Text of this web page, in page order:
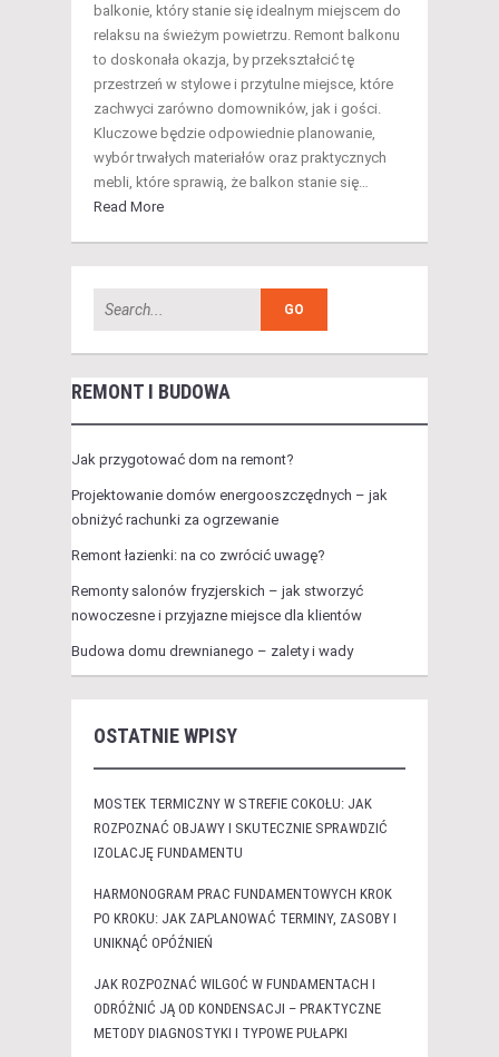
balkonie, który stanie się idealnym miejscem do
relaksu na świeżym powietrzu. Remont balkonu
to doskonała okazja, by przekształcić tę
przestrzeń w stylowe i przytulne miejsce, które
zachwyci zarówno domowników, jak i gości.
Kluczowe będzie odpowiednie planowanie,
wybór trwałych materiałów oraz praktycznych
mebli, które sprawią, że balkon stanie się…
Read More
REMONT I BUDOWA
Jak przygotować dom na remont?
Projektowanie domów energooszczędnych – jak
obniżyć rachunki za ogrzewanie
Remont łazienki: na co zwrócić uwagę?
Remonty salonów fryzjerskich – jak stworzyć
nowoczesne i przyjazne miejsce dla klientów
Budowa domu drewnianego – zalety i wady
OSTATNIE WPISY
MOSTEK TERMICZNY W STREFIE COKOŁU: JAK
ROZPOZNAĆ OBJAWY I SKUTECZNIE SPRAWDZIĆ
IZOLACJĘ FUNDAMENTU
HARMONOGRAM PRAC FUNDAMENTOWYCH KROK
PO KROKU: JAK ZAPLANOWAĆ TERMINY, ZASOBY I
UNIKNĄĆ OPÓŹNIEŃ
JAK ROZPOZNAĆ WILGOĆ W FUNDAMENTACH I
ODRÓŻNIĆ JĄ OD KONDENSACJI – PRAKTYCZNE
METODY DIAGNOSTYKI I TYPOWE PUŁAPKI